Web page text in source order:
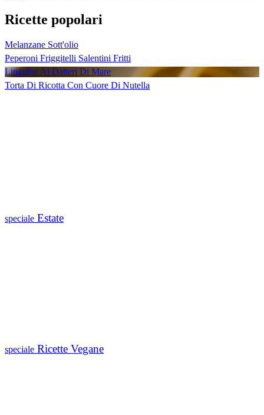
Ricette popolari
Melanzane Sott'olio
Peperoni Friggitelli Salentini Fritti
Linguine Ai Datteri Di Mare
Torta Di Ricotta Con Cuore Di Nutella
speciale Estate
speciale Ricette Vegane